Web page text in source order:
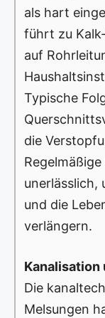
als hart
führt zu
auf
Typische
die
unerlässlich,
und die
verlängern.
Die
Melsungen